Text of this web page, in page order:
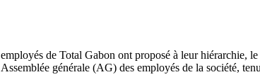
de Total Gabon ont proposé à leur hiérarchie,
générale (AG) des employés de la société,